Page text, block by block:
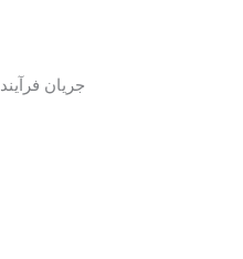
جریان فرآیند 150 POWER